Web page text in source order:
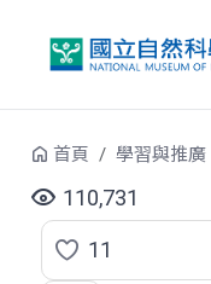
首頁 學習與推廣
110,731
點
11